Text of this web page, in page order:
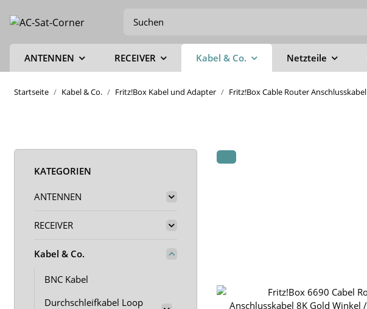
ANTENNEN RECEIVER Kabel & Co. Netzteile
Startseite Kabel & Co. Fritz!Box Kabel und Adapter Fritz!Box Cable Router Anschlusskabel
KATEGORIEN
ANTENNEN
RECEIVER
Kabel & Co.
BNC Kabel
Durchschleifkabel Loop